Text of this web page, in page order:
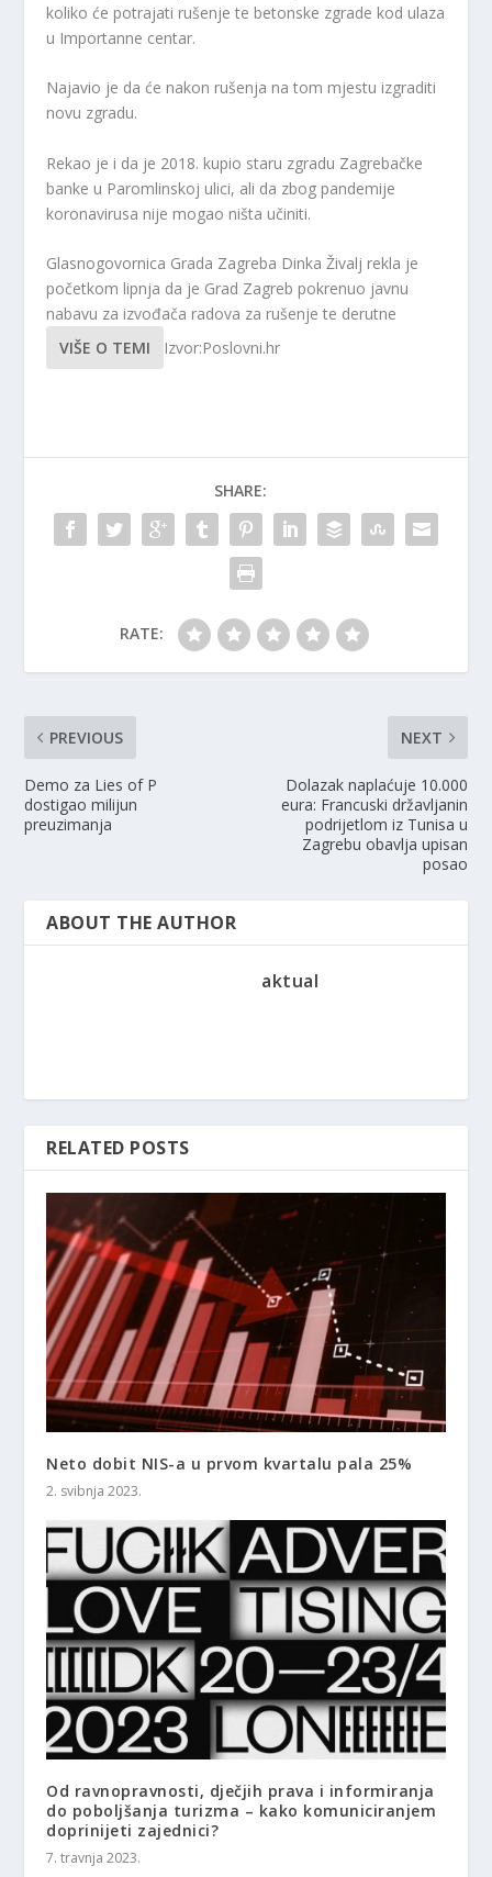
koliko će potrajati rušenje te betonske zgrade kod ulaza
u Importanne centar.
Najavio je da će nakon rušenja na tom mjestu izgraditi
novu zgradu.
Rekao je i da je 2018. kupio staru zgradu Zagrebačke
banke u Paromlinskoj ulici, ali da zbog pandemije
koronavirusa nije mogao ništa učiniti.
Glasnogovornica Grada Zagreba Dinka Živalj rekla je
početkom lipnja da je Grad Zagreb pokrenuo javnu
nabavu za izvođača radova za rušenje te derutne
VIŠE O TEMI
Izvor:Poslovni.hr
SHARE:
RATE:
PREVIOUS
Demo za Lies of P
dostigao milijun
preuzimanja
NEXT
Dolazak naplaćuje 10.000
eura: Francuski državljanin
podrijetlom iz Tunisa u
Zagrebu obavlja upisan
posao
ABOUT THE AUTHOR
aktual
RELATED POSTS
Neto dobit NIS-a u prvom kvartalu pala 25%
2. svibnja 2023.
Od ravnopravnosti, dječjih prava i informiranja
do poboljšanja turizma – kako komuniciranjem
doprinijeti zajednici?
7. travnja 2023.